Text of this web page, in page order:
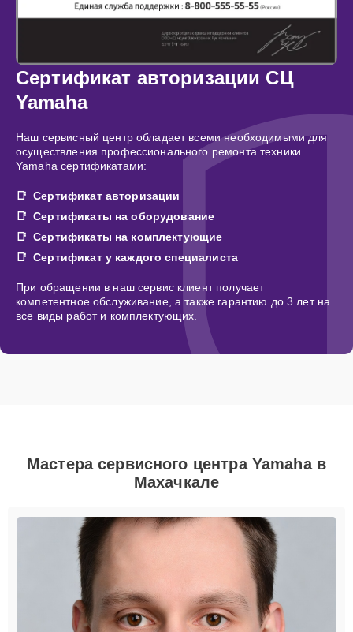
Сертификат авторизации СЦ
Yamaha
Наш сервисный центр обладает всеми необходимыми для
осуществления профессионального ремонта техники
Yamaha сертификатами:
Сертификат авторизации
Сертификаты на оборудование
Сертификаты на комплектующие
Сертификат у каждого специалиста
При обращении в наш сервис клиент получает
компетентное обслуживание, а также гарантию до 3 лет на
все виды работ и комплектующих.
Мастера сервисного центра Yamaha в
Махачкале